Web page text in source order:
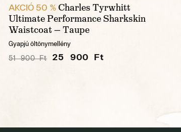
AKCIÓ 50 %Charles Tyrwhitt
Ultimate Performance Sharkskin
Waistcoat — Taupe
Gyapjú öltönymellény
51 900 Ft 25 900 Ft